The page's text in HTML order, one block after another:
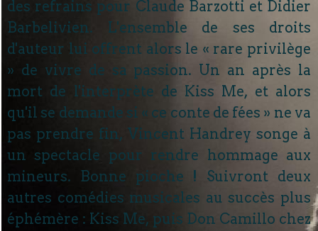
des refrains pour Claude Barzotti et Didier
Barbelivien. L'ensemble de ses droits
d'auteur lui offrent alors le « rare privilège
» de vivre de sa passion. Un an après la
mort de l'interprète de Kiss Me, et alors
qu'il se demande si « ce conte de fées » ne va
pas prendre fin, Vincent Handrey songe à
un spectacle pour rendre hommage aux
mineurs. Bonne pioche ! Suivront deux
autres comédies musicales au succès plus
éphémère : Kiss Me, puis Don Camillo chez